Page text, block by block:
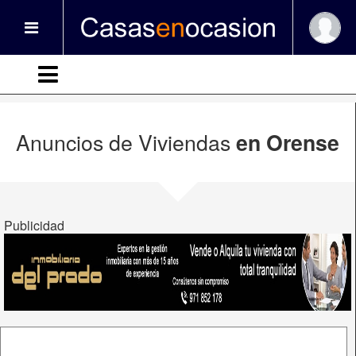
Anuncios de Viviendasen Orense
Publicidad